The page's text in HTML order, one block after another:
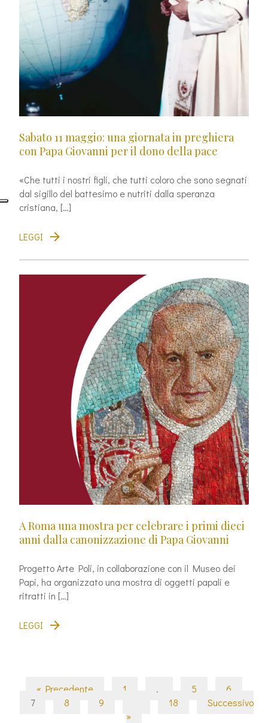
Sabato 11 maggio: una giornata in preghiera
con Papa Giovanni per il dono della pace
«Che tutti i nostri figli, che tutti coloro che sono segnati
dal sigillo del battesimo e nutriti dalla speranza
cristiana, […]
LEGGI
A Roma una mostra per celebrare i primi dieci
anni dalla canonizzazione di Papa Giovanni
Progetto Arte Poli, in collaborazione con il Museo dei
Papi, ha organizzato una mostra di oggetti papali e
ritratti in […]
LEGGI
« Precedente 1 … 5
6
7
8 9 18
Successivo
»